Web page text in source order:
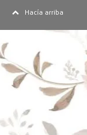
Hacía arriba